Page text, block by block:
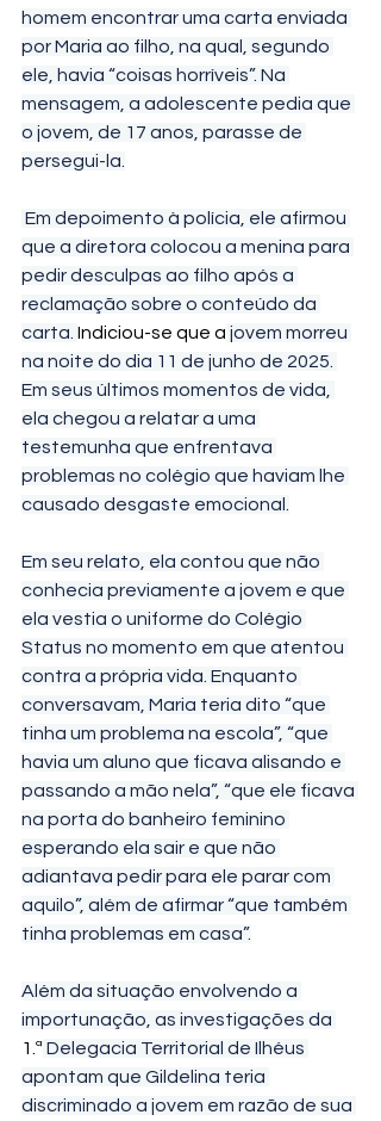
homem encontrar uma carta enviada
por Maria ao filho, na qual, segundo
ele, havia “coisas horríveis”. Na
mensagem, a adolescente pedia que
o jovem, de 17 anos, parasse de
persegui-la.
que a diretora colocou a menina para
pedir desculpas ao filho após a
reclamação sobre o conteúdo da
carta. Indiciou-se que a jovem morreu
na noite do dia 11 de junho de 2025.
Em seus últimos momentos de vida,
ela chegou a relatar a uma
testemunha que enfrentava
problemas no colégio que haviam lhe
causado desgaste emocional.
Em seu relato, ela contou que não
conhecia previamente a jovem e que
ela vestia o uniforme do Colégio
Status no momento em que atentou
contra a própria vida. Enquanto
conversavam, Maria teria dito “que
tinha um problema na escola”, “que
havia um aluno que ficava alisando e
passando a mão nela”, “que ele ficava
na porta do banheiro feminino
esperando ela sair e que não
adiantava pedir para ele parar com
aquilo”, além de afirmar “que também
tinha problemas em casa”.
Além da situação envolvendo a
importunação, as investigações da
1.ª Delegacia Territorial de Ilhéus
apontam que Gildelina teria
discriminado a jovem em razão de sua